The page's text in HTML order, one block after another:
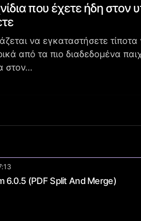
που έχετε ήδη στον
να εγκαταστήσετε
από τα πιο διαδεδομένα
στον…
6.0.5 (PDF Split And Merge)